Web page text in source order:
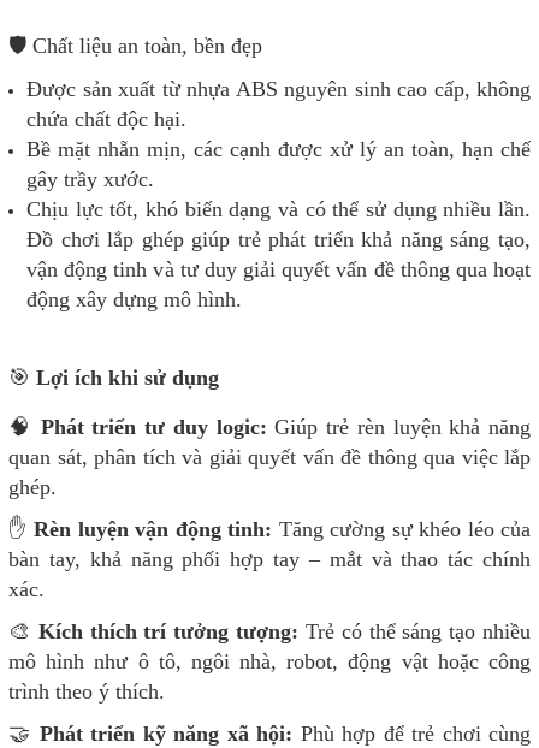
🛡️ Chất liệu an toàn, bền đẹp
Được sản xuất từ nhựa ABS nguyên sinh cao cấp, không
chứa chất độc hại.
Bề mặt nhẵn mịn, các cạnh được xử lý an toàn, hạn chế
gây trầy xước.
Chịu lực tốt, khó biến dạng và có thể sử dụng nhiều lần.
Đồ chơi lắp ghép giúp trẻ phát triển khả năng sáng tạo,
vận động tinh và tư duy giải quyết vấn đề thông qua hoạt
động xây dựng mô hình.
🎯 Lợi ích khi sử dụng
🧠 Phát triển tư duy logic: Giúp trẻ rèn luyện khả năng
quan sát, phân tích và giải quyết vấn đề thông qua việc lắp
ghép.
✋ Rèn luyện vận động tinh: Tăng cường sự khéo léo của
bàn tay, khả năng phối hợp tay – mắt và thao tác chính
xác.
🎨 Kích thích trí tưởng tượng: Trẻ có thể sáng tạo nhiều
mô hình như ô tô, ngôi nhà, robot, động vật hoặc công
trình theo ý thích.
🤝 Phát triển kỹ năng xã hội: Phù hợp để trẻ chơi cùng